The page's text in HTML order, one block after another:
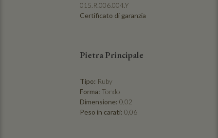
015.R.006.004.Y
Certificato di garanzia
Pietra Principale
Tipo: Ruby
Forma: Tondo
Dimensione: 0,02
Peso in carati: 0,06